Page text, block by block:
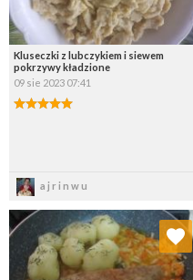
Kluseczki z lubczykiem i siewem
pokrzywy kładzione
09 sie 2023 07:41
ajrinwu
Dodaj do ulubionych
Wybierz listę: